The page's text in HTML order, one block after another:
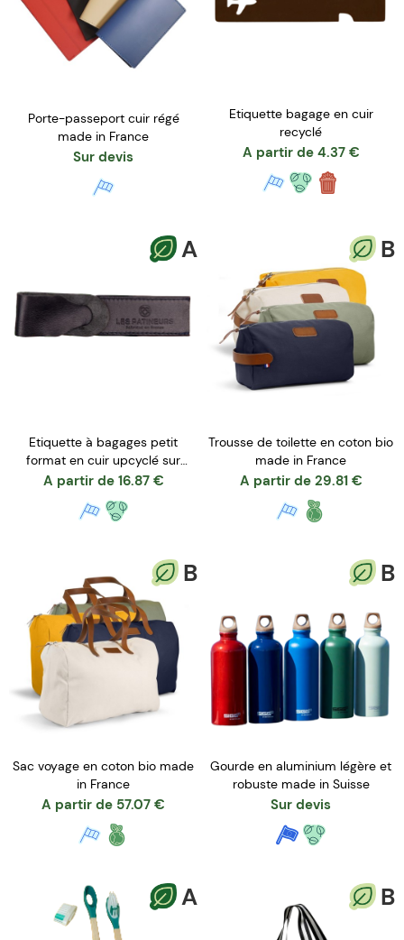
Porte-passeport cuir régé
made in France
Sur devis
Etiquette bagage en cuir
recyclé
A partir de 4.37 €
A
Etiquette à bagages petit
format en cuir upcyclé sur
mesure
A partir de 16.87 €
B
Trousse de toilette en coton bio
made in France
A partir de 29.81 €
B
Sac voyage en coton bio made
in France
A partir de 57.07 €
B
Gourde en aluminium légère et
robuste made in Suisse
Sur devis
A B